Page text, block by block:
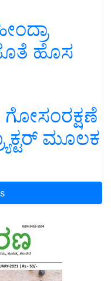
ಹೊಸ
ಮೂಲಕ